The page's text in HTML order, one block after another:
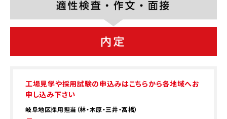
工場見学や採用試験の申込みはこちらから各地域へお
申し込み下さい
岐阜地区採用担当（林・木原・三井・髙橋）